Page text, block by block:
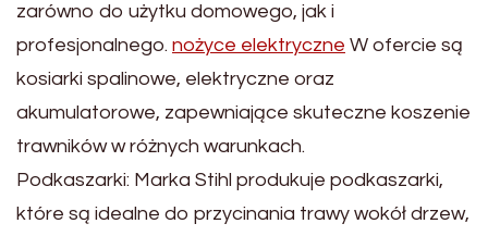
zarówno do użytku domowego, jak i
profesjonalnego. nożyce elektryczne W ofercie są
kosiarki spalinowe, elektryczne oraz
akumulatorowe, zapewniające skuteczne koszenie
trawników w różnych warunkach.
Podkaszarki: Marka Stihl produkuje podkaszarki,
które są idealne do przycinania trawy wokół drzew,